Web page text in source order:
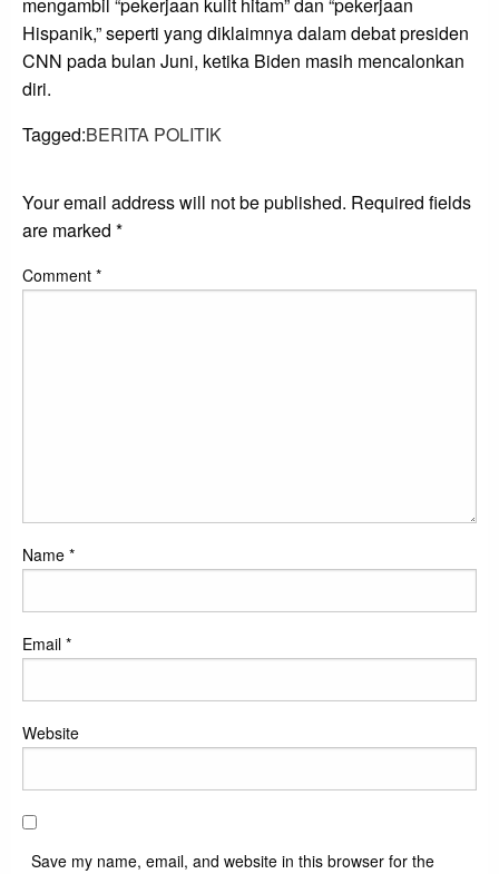
mengambil “pekerjaan kulit hitam” dan “pekerjaan
Hispanik,” seperti yang diklaimnya dalam debat presiden
CNN pada bulan Juni, ketika Biden masih mencalonkan
diri.
Tagged:BERITA POLITIK
Your email address will not be published. Required fields
are marked *
Comment *
Name *
Email *
Website
Save my name, email, and website in this browser for the